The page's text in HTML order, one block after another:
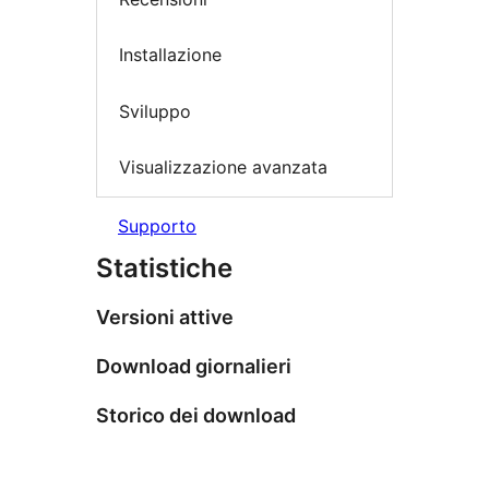
Installazione
Sviluppo
Visualizzazione avanzata
Supporto
Statistiche
Versioni attive
Download giornalieri
Storico dei download